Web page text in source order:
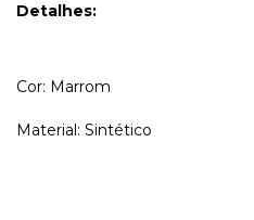
Detalhes:
Cor: Marrom
Material: Sintético